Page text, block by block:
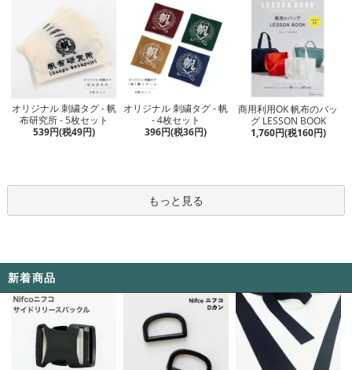
オリジナル 刺繍タグ - 帆
布研究所 - 5枚セット
539円(税49円)
オリジナル 刺繍タグ - 帆
- 4枚セット
396円(税36円)
商用利用OK 帆布のバッ
グ LESSON BOOK
1,760円(税160円)
もっと見る
新着商品